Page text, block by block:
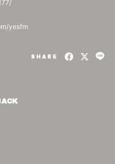
yesfm
SHARE